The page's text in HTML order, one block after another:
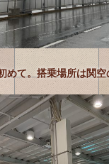
めて。搭乗場所は関空